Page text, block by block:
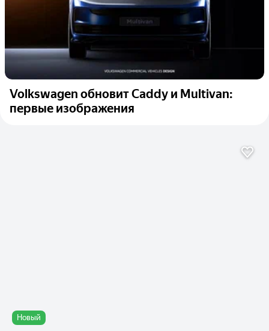
Volkswagen обновит Caddy и Multivan:
первые изображения
Новый